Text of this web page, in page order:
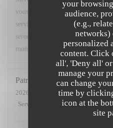
your
audience,
(e.g.,
networks)
personalized
content. Click
all', 'Deny all'
manage your
can change
time by
icon at the
site
vous ayez apprécié le cadre, notre
service. Votre satisfaction est
serons très heureux de vous
moment gourmand. À très bientôt !
Patricia
2026-07-02
- 12:00 - Guests 3
Service
Ambiance: 4/5 Food